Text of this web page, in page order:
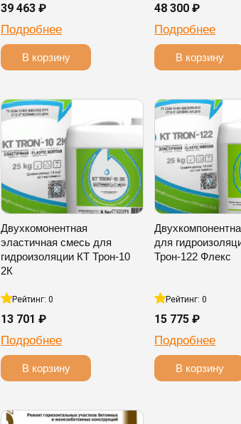
39 463 ₽
Подробнее
В корзину
48 300 ₽
Подробнее
В корзину
Двухкомонентная
эластичная смесь для
гидроизоляции КТ Трон-10
2К
Рейтинг: 0
13 701 ₽
Подробнее
В корзину
для
Трон-122 Флекс
Рейтинг: 0
15 775 ₽
Подробнее
В корзину